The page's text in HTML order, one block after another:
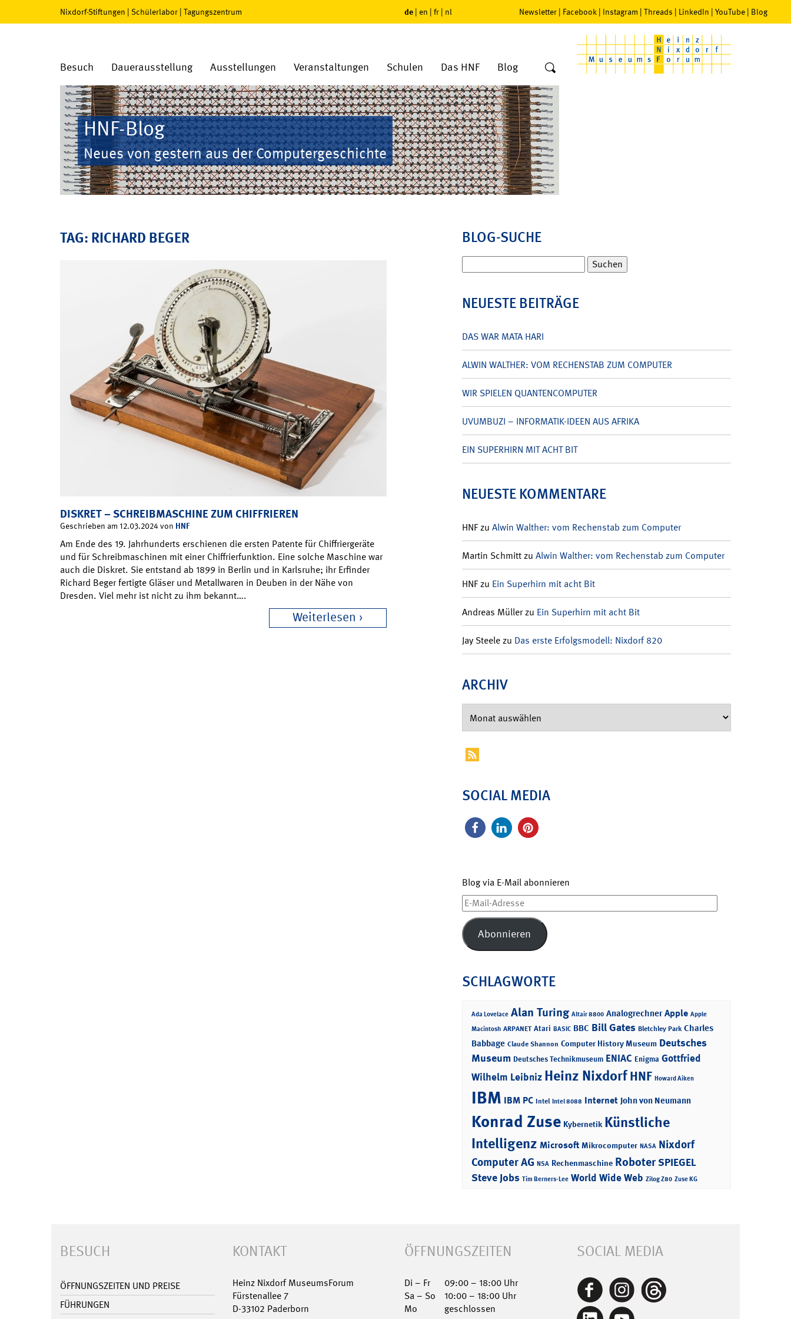
Nixdorf-Stiftungen | Schülerlabor | Tagungszentrum de | en | fr | nl Newsletter | Facebook | Instagram | Threads | LinkedIn | YouTube | Blog
Besuch Dauerausstellung Ausstellungen Veranstaltungen Schulen Das HNF Blog
HNF-Blog
Neues von gestern aus der Computergeschichte
TAG: RICHARD BEGER
DISKRET – SCHREIBMASCHINE ZUM CHIFFRIEREN
Geschrieben am 12.03.2024 von HNF
Am Ende des 19. Jahrhunderts erschienen die ersten Patente für Chiffriergeräte
und für Schreibmaschinen mit einer Chiffrierfunktion. Eine solche Maschine war
auch die Diskret. Sie entstand ab 1899 in Berlin und in Karlsruhe; ihr Erfinder
Richard Beger fertigte Gläser und Metallwaren in Deuben in der Nähe von
Dresden. Viel mehr ist nicht zu ihm bekannt….
Weiterlesen
BLOG-SUCHE
nach:
NEUESTE BEITRÄGE
DAS WAR MATA HARI
ALWIN WALTHER: VOM RECHENSTAB ZUM COMPUTER
WIR SPIELEN QUANTENCOMPUTER
UVUMBUZI – INFORMATIK-IDEEN AUS AFRIKA
EIN SUPERHIRN MIT ACHT BIT
NEUESTE KOMMENTARE
HNFzu Alwin Walther: vom Rechenstab zum Computer
Martin Schmittzu Alwin Walther: vom Rechenstab zum Computer
HNFzu Ein Superhirn mit acht Bit
Andreas Müllerzu Ein Superhirn mit acht Bit
Jay Steelezu Das erste Erfolgsmodell: Nixdorf 820
ARCHIV
SOCIAL MEDIA
Blog via E-Mail abonnieren
E-
Mail-
Adresse
Abonnieren
SCHLAGWORTE
Ada Lovelace Alan Turing Altair 8800 Analogrechner Apple Apple
Macintosh ARPANET Atari BASIC BBC Bill Gates Bletchley Park Charles
Babbage Claude Shannon Computer History Museum Deutsches
Museum Deutsches Technikmuseum ENIAC Enigma Gottfried
Wilhelm Leibniz Heinz NixdorfHNF Howard Aiken
IBM IBM PC Intel Intel 8088 Internet John von Neumann
Konrad Zuse Kybernetik Künstliche
Intelligenz Microsoft Mikrocomputer NASA Nixdorf
Computer AG NSA Rechenmaschine RoboterSPIEGEL
Steve Jobs Tim Berners-Lee World Wide Web Zilog Z80 Zuse KG
BESUCH
ÖFFNUNGSZEITEN UND PREISE
FÜHRUNGEN
KONTAKT
Heinz Nixdorf MuseumsForum
Fürstenallee 7
D-33102 Paderborn
ÖFFNUNGSZEITEN
Di – Fr
09:00 – 18:00 Uhr
Sa – So
10:00 – 18:00 Uhr
Mo
geschlossen
SOCIAL MEDIA